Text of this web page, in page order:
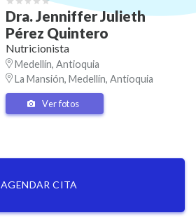
Dra.Jenniffer Julieth
Pérez Quintero
Nutricionista
Medellín, Antioquia
La Mansión, Medellín, Antioquia
Belén, Medellín, Antioquia
Ver fotos
AGENDAR CITA